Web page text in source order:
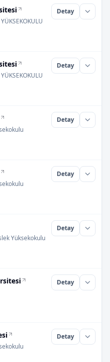
Detay
Detay
Detay
Detay
Yüksekokulu
Detay
Detay
Detay